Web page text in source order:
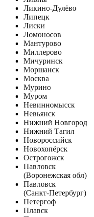
Ликино-Дулёво
Липецк
Лиски
Ломоносов
Мантурово
Миллерово
Мичуринск
Моршанск
Москва
Мурино
Муром
Невинномысск
Невьянск
Нижний Новгород
Нижний Тагил
Новороссийск
Новохопёрск
Острогожск
Павловск
(Воронежская обл)
Павловск
(Санкт-Петербург)
Петергоф
Плавск